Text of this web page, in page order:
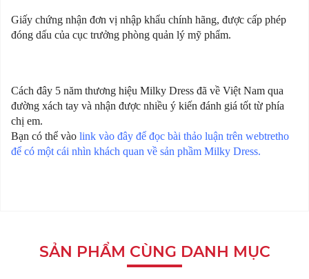
Giấy chứng nhận đơn vị nhập khẩu chính hãng, được cấp phép
đóng dấu của cục trưởng phòng quản lý mỹ phẩm.
Cách đây 5 năm thương hiệu Milky Dress đã về Việt Nam qua
đường xách tay và nhận được nhiều ý kiến đánh giá tốt từ phía
chị em.
Bạn có thể vào link vào đây để đọc bài thảo luận trên webtretho
để có một cái nhìn khách quan về sản phầm Milky Dress.
SẢN PHẨM CÙNG DANH MỤC